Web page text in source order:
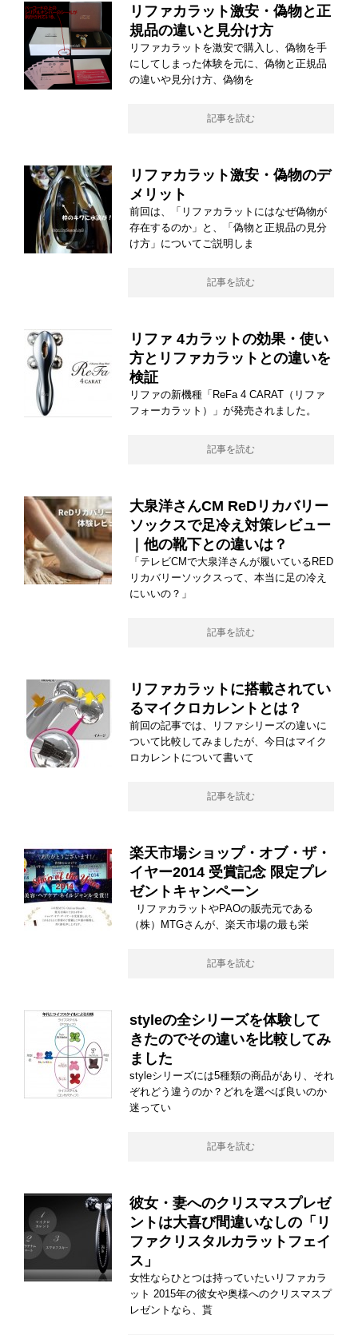
リファカラット激安・偽物と正
規品の違いと見分け方
リファカラットを激安で購入し、偽物を手
にしてしまった体験を元に、偽物と正規品
の違いや見分け方、偽物を
記事を読む
リファカラット激安・偽物のデ
メリット
前回は、「リファカラットにはなぜ偽物が
存在するのか」と、「偽物と正規品の見分
け方」についてご説明しま
記事を読む
リファ 4カラットの効果・使い
方とリファカラットとの違いを
検証
リファの新機種「ReFa 4 CARAT（リファ
フォーカラット）」が発売されました。
記事を読む
大泉洋さんCM ReDリカバリー
ソックスで足冷え対策レビュー
｜他の靴下との違いは？
「テレビCMで大泉洋さんが履いているRED
リカバリーソックスって、本当に足の冷え
にいいの？」
記事を読む
リファカラットに搭載されてい
るマイクロカレントとは？
前回の記事では、リファシリーズの違いに
ついて比較してみましたが、今日はマイク
ロカレントについて書いて
記事を読む
楽天市場ショップ・オブ・ザ・
イヤー2014 受賞記念 限定プレ
ゼントキャンペーン
リファカラットやPAOの販売元である
（株）MTGさんが、楽天市場の最も栄
記事を読む
styleの全シリーズを体験して
きたのでその違いを比較してみ
ました
styleシリーズには5種類の商品があり、それ
ぞれどう違うのか？どれを選べば良いのか
迷ってい
記事を読む
彼女・妻へのクリスマスプレゼ
ントは大喜び間違いなしの「リ
ファクリスタルカラットフェイ
ス」
女性ならひとつは持っていたいリファカラ
ット 2015年の彼女や奥様へのクリスマスプ
レゼントなら、貰